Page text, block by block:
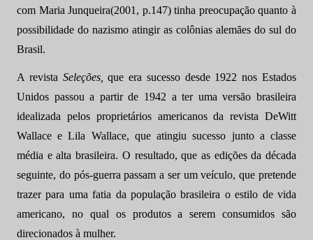
com Maria Junqueira(2001, p.147) tinha preocupação quanto à
possibilidade do nazismo atingir as colônias alemães do sul do
Brasil.
A revista Seleções,que era sucesso desde 1922 nos Estados
Unidos passou a partir de 1942 a ter uma versão brasileira
idealizada pelos proprietários americanos da revista DeWitt
Wallace e Lila Wallace, que atingiu sucesso junto a classe
média e alta brasileira. O resultado, que as edições da década
seguinte, do pós-guerra passam a ser um veículo, que pretende
trazer para uma fatia da população brasileira o estilo de vida
americano, no qual os produtos a serem consumidos são
direcionados à mulher.